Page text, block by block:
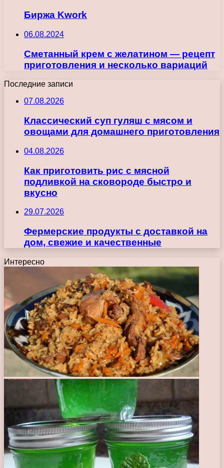
Биржа Kwork
06.08.2024
Сметанный крем с желатином — рецепт
приготовления и несколько вариаций
Последние записи
07.08.2026
Классический суп гуляш с мясом и
овощами для домашнего приготовления
04.08.2026
Как приготовить рис с мясной
подливкой на сковороде быстро и
вкусно
29.07.2026
Фермерские продукты с доставкой на
дом, свежие и качественные
Интересно